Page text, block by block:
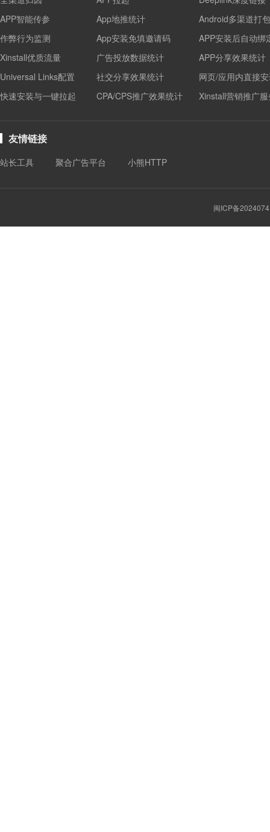
APP智能传参
作弊行为监测
Xinstall优质流量
Universal Links配置
快速安装与一键拉起
App地推统计
Android多渠道打包
App安装免填邀请码
APP安装后自动绑
广告投放数据统计
APP分享效果统计
社交分享效果统计
网页/应用内直接
CPA/CPS推广效果统计
Xinstall营销推广
友情链接
站长工具 聚合广告平台 小熊HTTP
闽ICP备